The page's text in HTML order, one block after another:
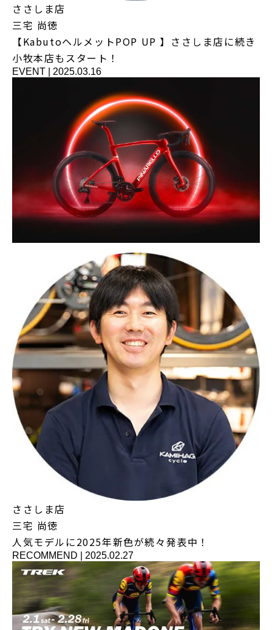
ささしま店
三宅 尚徳
【KabutoヘルメットPOP UP 】ささしま店に続き
小牧本店もスタート！
EVENT 2025.03.16
ささしま店
三宅 尚徳
人気モデルに2025年新色が続々発表中！
RECOMMEND 2025.02.27